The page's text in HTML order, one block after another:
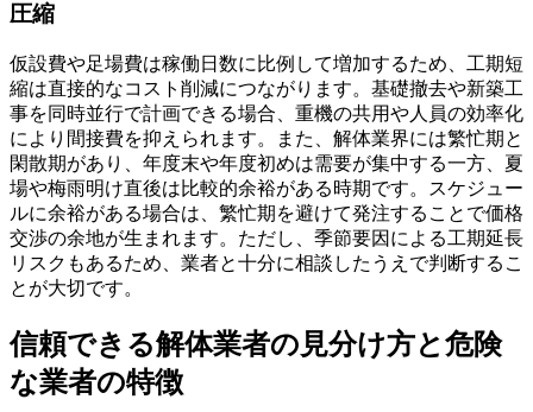
圧縮
仮設費や足場費は稼働日数に比例して増加するため、工期短
縮は直接的なコスト削減につながります。基礎撤去や新築工
事を同時並行で計画できる場合、重機の共用や人員の効率化
により間接費を抑えられます。また、解体業界には繁忙期と
閑散期があり、年度末や年度初めは需要が集中する一方、夏
場や梅雨明け直後は比較的余裕がある時期です。スケジュー
ルに余裕がある場合は、繁忙期を避けて発注することで価格
交渉の余地が生まれます。ただし、季節要因による工期延長
リスクもあるため、業者と十分に相談したうえで判断するこ
とが大切です。
信頼できる解体業者の見分け方と危険
な業者の特徴